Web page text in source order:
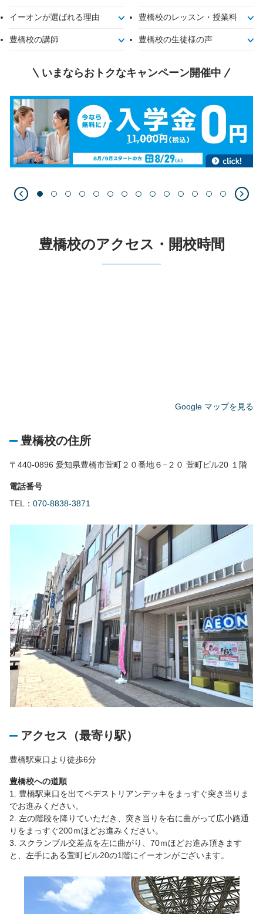
イーオンが選ばれる理由 豊橋校のレッスン・授業料
豊橋校の講師 豊橋校の生徒様の声
いまならおトクなキャンペーン開催中
豊橋校のアクセス・開校時間
Google マップを見る
豊橋校の住所
〒440-0896 愛知県豊橋市萱町２０番地６−２０ 萱町ビル20 １階
電話番号
TEL： 070-8838-3871
アクセス（最寄り駅）
豊橋駅東口より徒歩6分
豊橋校への道順
1. 豊橋駅東口を出てペデストリアンデッキをまっすぐ突き当りま
でお進みください。
2. 左の階段を降りていただき、突き当りを右に曲がって広小路通
りをまっすぐ200ｍほどお進みください。
3. スクランブル交差点を左に曲がり、70ｍほどお進み頂きます
と、左手にある萱町ビル20の1階にイーオンがございます。